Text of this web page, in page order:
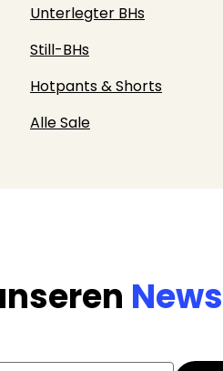
Unterlegter BHs
Still-BHs
Hotpants & Shorts
Alle Sale